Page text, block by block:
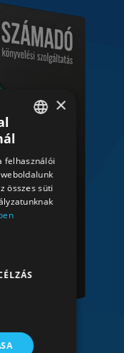
HUNGARIAN
HUNGARIAN
×
felhasználói
összes süti